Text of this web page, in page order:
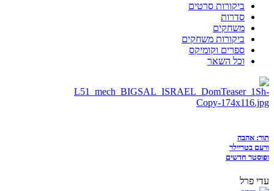
ביקורות סרטים
סדרות
משחקים
ביקורות משחקים
ספרים וקומיקס
וכל השאר
תור: אהבה
ורעם בטריילר
ופוסטר חדשים
עדי פרל